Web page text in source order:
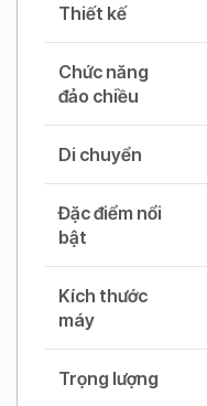
Thiết kế
Chức năng
đảo chiều
Di chuyển
Đặc điểm nổi
bật
Kích thước
máy
Trọng lượng